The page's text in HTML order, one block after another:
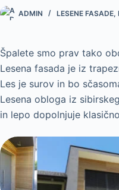
ADMIN LESENE FASADE,
Špalete smo prav tako
Lesena fasada je iz
Les je surov in bo
Lesena obloga iz
in lepo dopolnjuje